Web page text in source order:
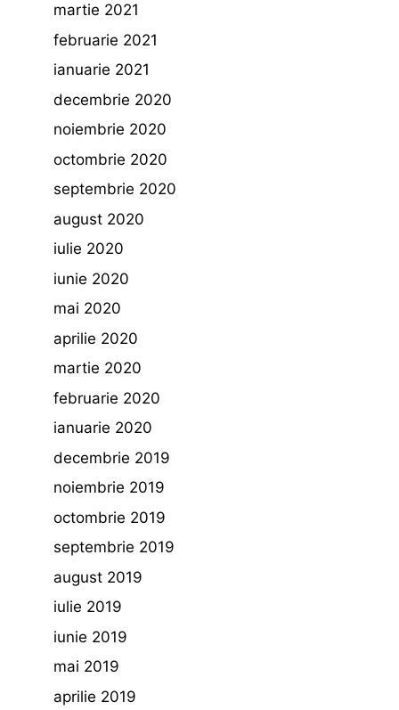
martie 2021
februarie 2021
ianuarie 2021
decembrie 2020
noiembrie 2020
octombrie 2020
septembrie 2020
august 2020
iulie 2020
iunie 2020
mai 2020
aprilie 2020
martie 2020
februarie 2020
ianuarie 2020
decembrie 2019
noiembrie 2019
octombrie 2019
septembrie 2019
august 2019
iulie 2019
iunie 2019
mai 2019
aprilie 2019